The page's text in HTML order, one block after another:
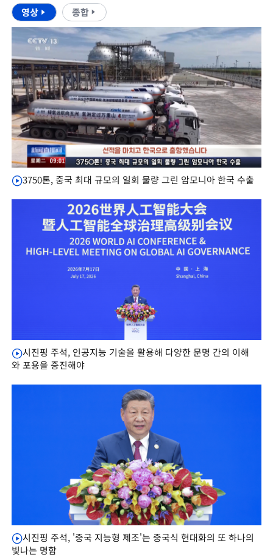
영상 종합
3750톤, 중국 최대 규모의 일회 물량 그린 암모니아 한국 수출
시진핑 주석, 인공지능 기술을 활용해 다양한 문명 간의 이해
와 포용을 증진해야
시진핑 주석, '중국 지능형 제조'는 중국식 현대화의 또 하나의
빛나는 명함